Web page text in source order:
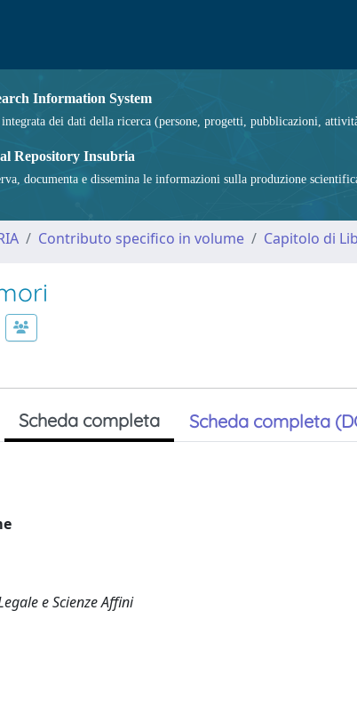
Information System
dei dati della ricerca (persone, progetti, pubblicazioni,
Repository Insubria
documenta e dissemina le informazioni sulla produzione
Contributo specifico in volume Capitolo di
Scheda completa Scheda completa
e Scienze Affini